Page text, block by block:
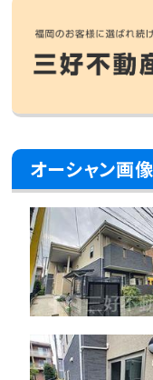
オーシャン画